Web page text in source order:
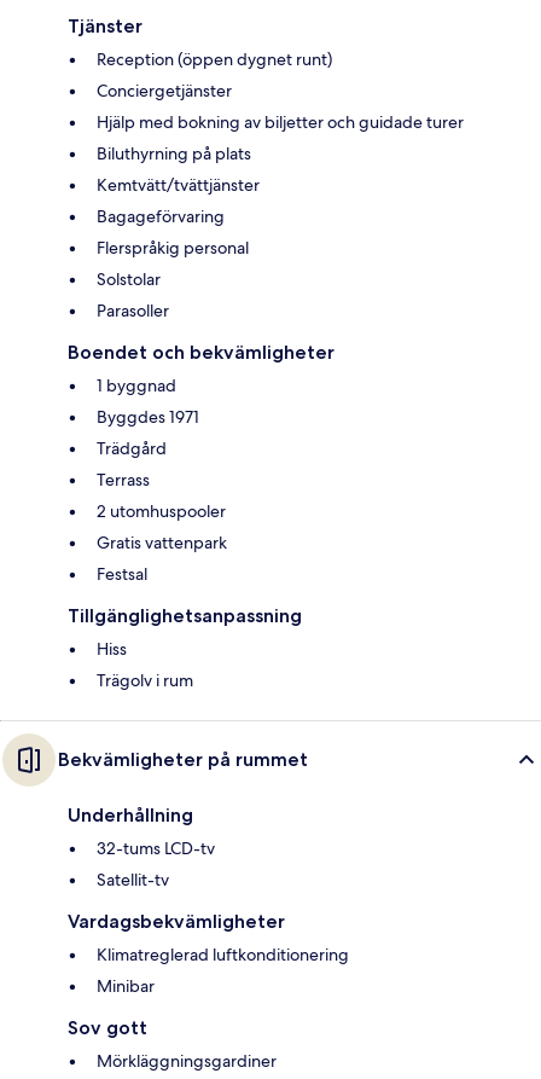
Tjänster
Reception (öppen dygnet runt)
Conciergetjänster
Hjälp med bokning av biljetter och guidade turer
Biluthyrning på plats
Kemtvätt/tvättjänster
Bagageförvaring
Flerspråkig personal
Solstolar
Parasoller
Boendet och bekvämligheter
1 byggnad
Byggdes 1971
Trädgård
Terrass
2 utomhuspooler
Gratis vattenpark
Festsal
Tillgänglighetsanpassning
Hiss
Trägolv i rum
Bekvämligheter på rummet
Underhållning
32-tums LCD-tv
Satellit-tv
Vardagsbekvämligheter
Klimatreglerad luftkonditionering
Minibar
Sov gott
Mörkläggningsgardiner